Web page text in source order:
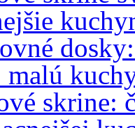
skrine: